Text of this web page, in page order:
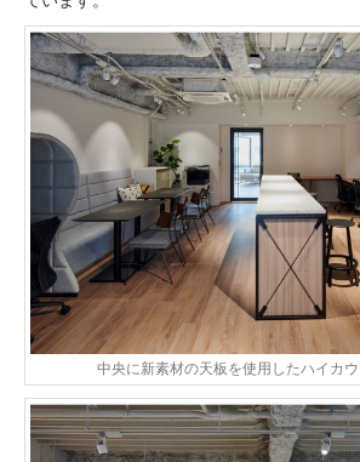
中央に新素材の天板を使用したハイカ